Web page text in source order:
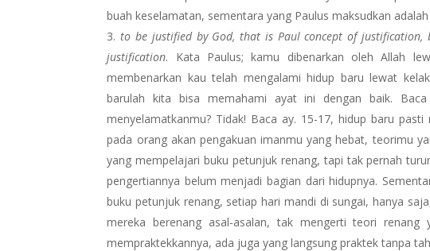
buah keselamatan, sementara yang Paulus maksudkan
to be justified by God, that is Paul concept of
justification. Kata Paulus; kamu dibenarkan oleh Allah
membenarkan kau telah mengalami hidup baru lewat
barulah kita bisa memahami ayat ini dengan baik.
menyelamatkanmu? Tidak! Baca ay. 15-17, hidup baru
pada orang akan pengakuan imanmu yang hebat, teorimu
yang mempelajari buku petunjuk renang, tapi tak pernah
pengertiannya belum menjadi bagian dari hidupnya.
buku petunjuk renang, setiap hari mandi di sungai, hanya
mereka berenang asal-asalan, tak mengerti teori
mempraktekkannya, ada juga yang langsung praktek tanpa